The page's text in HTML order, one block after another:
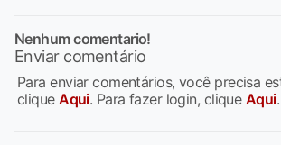
Nenhum comentario!
Enviar comentário
Para enviar comentários, você precisa
cliqueAqui. Para fazer login, clique Aqui.